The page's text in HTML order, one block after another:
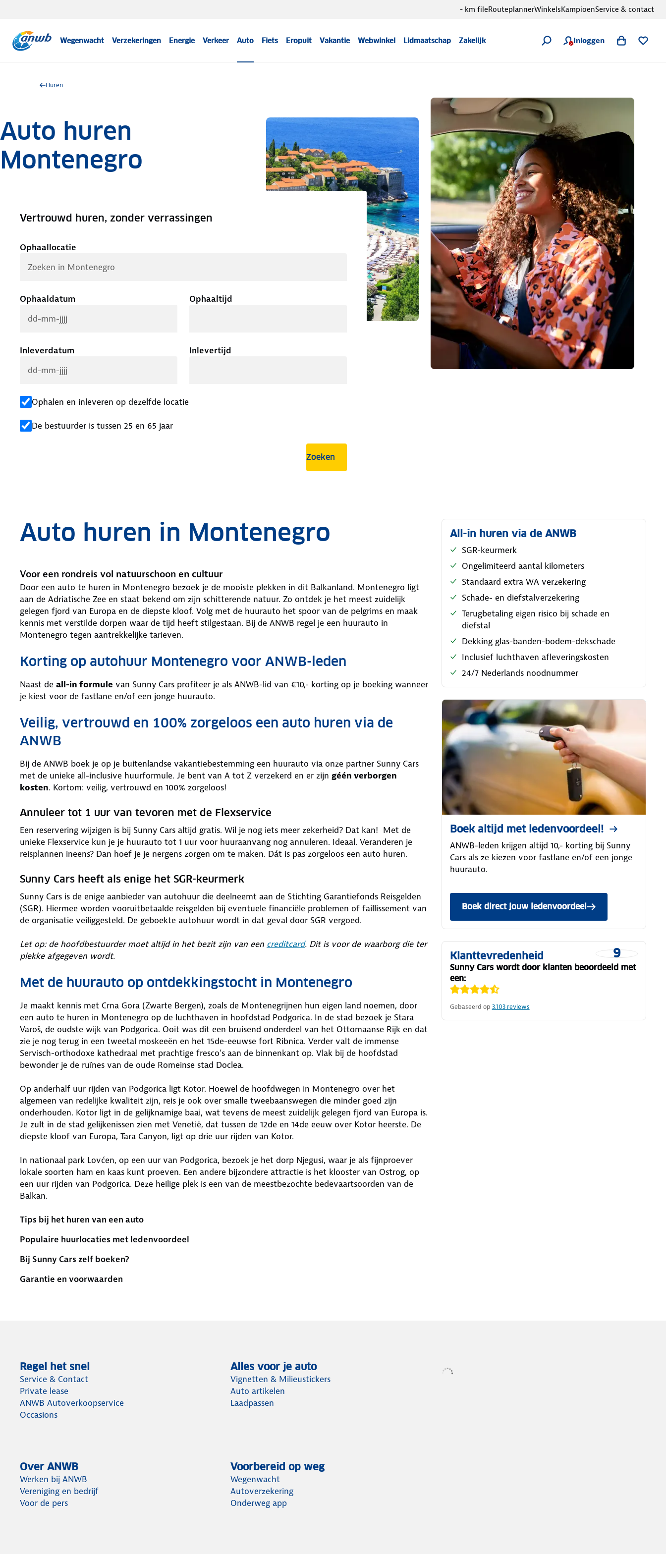
Wegenwacht Verzekeringen Energie Verkeer Auto Fiets Eropuit Vakantie Webwinkel Lidmaatschap Zakelijk Inloggen
- km fileRouteplannerWinkelsKampioenService & contact
Huren
Auto huren
Montenegro
Vertrouwd huren, zonder verrassingen
Ophaallocatie
Ophaaldatum Ophaaltijd
Inleverdatum Inlevertijd
Ophalen en inleveren op dezelfde locatie
De bestuurder is tussen 25 en 65 jaar
Zoeken
Auto huren in Montenegro
Voor een rondreis vol natuurschoon en cultuur
Door een auto te huren in Montenegro bezoek je de mooiste plekken in dit Balkanland. Montenegro ligt
aan de Adriatische Zee en staat bekend om zijn schitterende natuur. Zo ontdek je het meest zuidelijk
gelegen fjord van Europa en de diepste kloof. Volg met de huurauto het spoor van de pelgrims en maak
kennis met verstilde dorpen waar de tijd heeft stilgestaan. Bij de ANWB regel je een huurauto in
Montenegro tegen aantrekkelijke tarieven.
Korting op autohuur Montenegro voor ANWB-leden
Naast de all-in formule van Sunny Cars profiteer je als ANWB-lid van €10,- korting op je boeking wanneer
je kiest voor de fastlane en/of een jonge huurauto.
Veilig, vertrouwd en 100% zorgeloos een auto huren via de
ANWB
Bij de ANWB boek je op je buitenlandse vakantiebestemming een huurauto via onze partner Sunny Cars
met de unieke all-inclusive huurformule. Je bent van A tot Z verzekerd en er zijn géén verborgen
kosten. Kortom: veilig, vertrouwd en 100% zorgeloos!
Annuleer tot 1 uur van tevoren met de Flexservice
Een reservering wijzigen is bij Sunny Cars altijd gratis. Wil je nog iets meer zekerheid? Dat kan! Met de
unieke Flexservice kun je je huurauto tot 1 uur voor huuraanvang nog annuleren. Ideaal. Veranderen je
reisplannen ineens? Dan hoef je je nergens zorgen om te maken. Dát is pas zorgeloos een auto huren.
Sunny Cars heeft als enige het SGR-keurmerk
Sunny Cars is de enige aanbieder van autohuur die deelneemt aan de Stichting Garantiefonds Reisgelden
(SGR). Hiermee worden vooruitbetaalde reisgelden bij eventuele financiële problemen of faillissement van
de organisatie veiliggesteld. De geboekte autohuur wordt in dat geval door SGR vergoed.
Let op: de hoofdbestuurder moet altijd in het bezit zijn van een creditcard. Dit is voor de waarborg die ter
plekke afgegeven wordt.
Met de huurauto op ontdekkingstocht in Montenegro
Je maakt kennis met Crna Gora (Zwarte Bergen), zoals de Montenegrijnen hun eigen land noemen, door
een auto te huren in Montenegro op de luchthaven in hoofdstad Podgorica. In de stad bezoek je Stara
Varoš, de oudste wijk van Podgorica. Ooit was dit een bruisend onderdeel van het Ottomaanse Rijk en dat
zie je nog terug in een tweetal moskeeën en het 15de-eeuwse fort Ribnica. Verder valt de immense
Servisch-orthodoxe kathedraal met prachtige fresco’s aan de binnenkant op. Vlak bij de hoofdstad
bewonder je de ruïnes van de oude Romeinse stad Doclea.
Op anderhalf uur rijden van Podgorica ligt Kotor. Hoewel de hoofdwegen in Montenegro over het
algemeen van redelijke kwaliteit zijn, reis je ook over smalle tweebaanswegen die minder goed zijn
onderhouden. Kotor ligt in de gelijknamige baai, wat tevens de meest zuidelijk gelegen fjord van Europa is.
Je zult in de stad gelijkenissen zien met Venetië, dat tussen de 12de en 14de eeuw over Kotor heerste. De
diepste kloof van Europa, Tara Canyon, ligt op drie uur rijden van Kotor.
In nationaal park Lovćen, op een uur van Podgorica, bezoek je het dorp Njegusi, waar je als fijnproever
lokale soorten ham en kaas kunt proeven. Een andere bijzondere attractie is het klooster van Ostrog, op
een uur rijden van Podgorica. Deze heilige plek is een van de meestbezochte bedevaartsoorden van de
Balkan.
Tips bij het huren van een auto
Populaire huurlocaties met ledenvoordeel
Bij Sunny Cars zelf boeken?
Garantie en voorwaarden
All-in huren via de ANWB
SGR-keurmerk
Ongelimiteerd aantal kilometers
Standaard extra WA verzekering
Schade- en diefstalverzekering
Terugbetaling eigen risico bij schade en
diefstal
Dekking glas-banden-bodem-dekschade
Inclusief luchthaven afleveringskosten
24/7 Nederlands noodnummer
Boek altijd met ledenvoordeel!
ANWB-leden krijgen altijd 10,- korting bij Sunny
Cars als ze kiezen voor fastlane en/of een jonge
huurauto.
Boek direct jouw ledenvoordeel
9
Klanttevredenheid
Sunny Cars wordt door klanten beoordeeld met
een:
Gebaseerd op 3.103reviews
Regel het snel
Service & Contact
Private lease
ANWB Autoverkoopservice
Occasions
Alles voor je auto
Vignetten & Milieustickers
Auto artikelen
Laadpassen
Over ANWB
Werken bij ANWB
Vereniging en bedrijf
Voor de pers
Voorbereid op weg
Wegenwacht
Autoverzekering
Onderweg app